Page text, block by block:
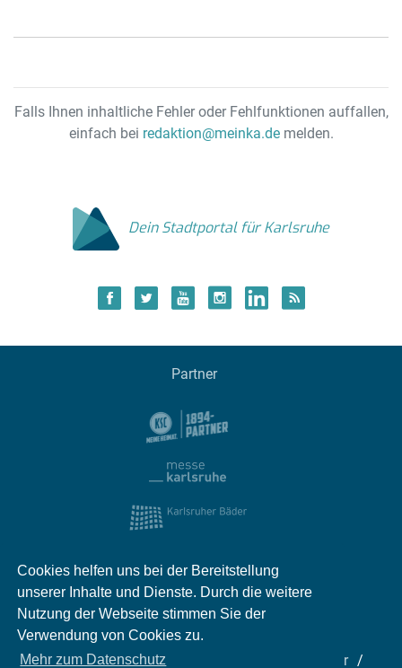
Cookies helfen uns bei der Bereitstellung
unserer Inhalte und Dienste. Durch die weitere
Nutzung der Webseite stimmen Sie der
Verwendung von Cookies zu.
Mehr zum Datenschutz
Falls Ihnen inhaltliche Fehler oder Fehlfunktionen auffallen,
einfach bei redaktion@meinka.demelden.
Dein Stadtportal für Karlsruhe
Partner
Impressum Kontakt Partner